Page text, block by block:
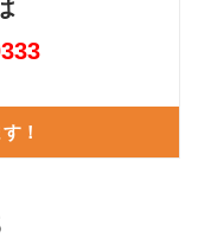
！